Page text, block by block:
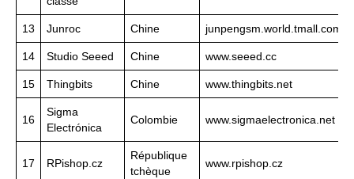
13 Junroc Chine junpengsm.world.tmall.com
14 Studio Seeed Chine www.seeed.cc
15 Thingbits Chine www.thingbits.net
16
Sigma
Electrónica
Colombie www.sigmaelectronica.net
17 RPishop.cz
République
tchèque
www.rpishop.cz